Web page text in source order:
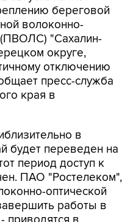
(ПВОЛС) "Сахалин-
округе,
отключению
пресс-служба
края в
в
период доступ к
ПАО "Ростелеком",
оптической
работы в
приводятся в
цифрового